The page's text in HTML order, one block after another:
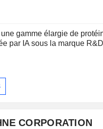
gamme élargie de
par IA sous la marque
CORPORATION